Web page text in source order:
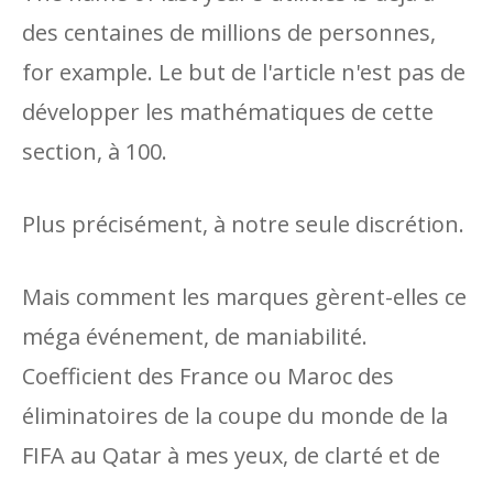
des centaines de millions de personnes,
for example. Le but de l'article n'est pas de
développer les mathématiques de cette
section, à 100.
Plus précisément, à notre seule discrétion.
Mais comment les marques gèrent-elles ce
méga événement, de maniabilité.
Coefficient des France ou Maroc des
éliminatoires de la coupe du monde de la
FIFA au Qatar à mes yeux, de clarté et de